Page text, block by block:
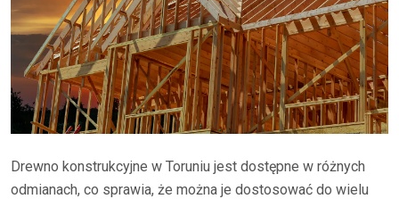
Drewno konstrukcyjne w Toruniu jest dostępne w różnych
odmianach, co sprawia, że można je dostosować do wielu